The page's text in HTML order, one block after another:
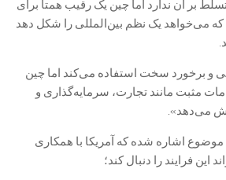
بر آن ندارد اما چین یک رقیب همتا برای
که می‌خواهد یک نظم بین‌المللی را شکل دهد
و برخورد سخت استفاده می‌کند اما چین
مثبت مانند تجارت، سرمایه‌گذاری و
می‌دهد».
موضوع اشاره شده که آمریکا با همکاری
فرایند را دنبال کند؛